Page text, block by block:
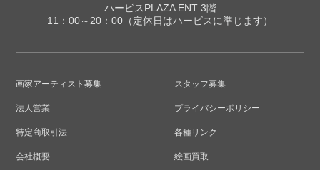
ハービスPLAZA ENT 3階
11：00～20：00（定休日はハービスに準じます）
画家アーティスト募集 スタッフ募集
法人営業 プライバシーポリシー
特定商取引法 各種リンク
会社概要 絵画買取